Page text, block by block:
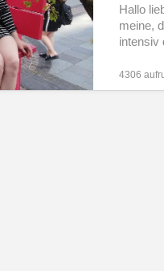
Hallo
meine,
intensiv
4306